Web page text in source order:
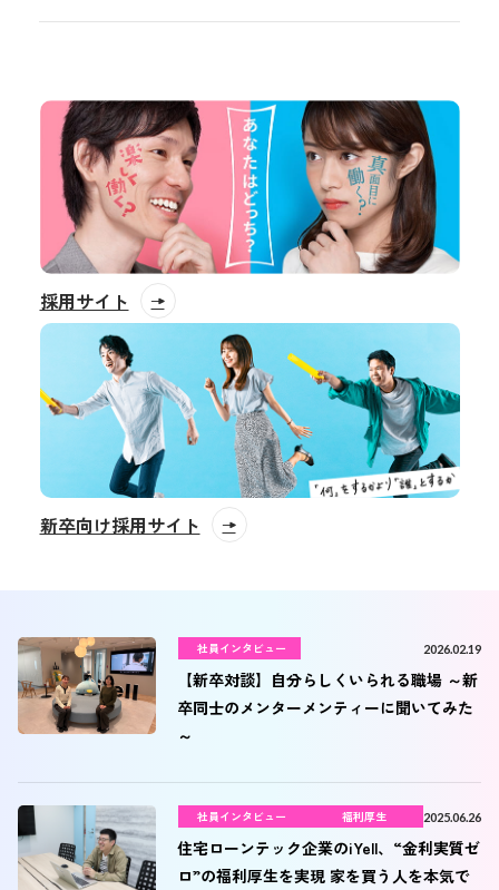
採用サイト
新卒向け採用サイト
社員インタビュー 2026.02.19
【新卒対談】自分らしくいられる職場 ～新
卒同士のメンターメンティーに聞いてみた
～
社員インタビュー 福利厚生 2025.06.26
住宅ローンテック企業のiYell、“金利実質ゼ
ロ”の福利厚生を実現 家を買う人を本気で